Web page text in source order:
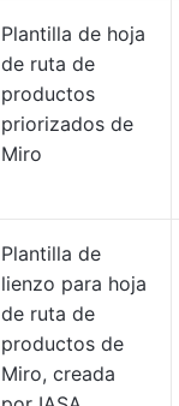
Plantilla de hoja
de ruta de
productos
priorizados de
Miro
Plantilla de
lienzo para hoja
de ruta de
productos de
Miro, creada